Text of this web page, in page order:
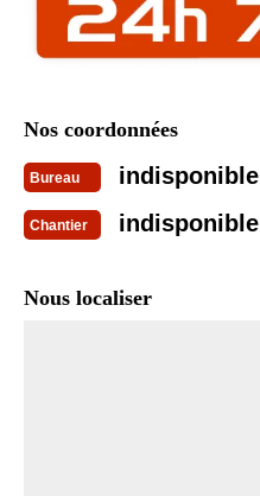
Nos coordonnées
Bureau indisponible
Chantier indisponible
Nous localiser